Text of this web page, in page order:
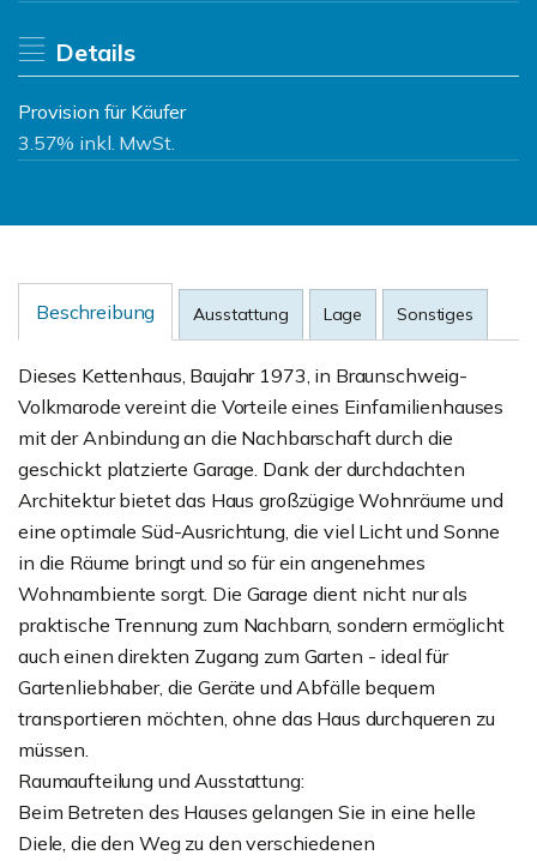
Details
Provision für Käufer
3.57% inkl. MwSt.
Beschreibung Ausstattung Lage Sonstiges
Dieses Kettenhaus, Baujahr 1973, in Braunschweig-
Volkmarode vereint die Vorteile eines Einfamilienhauses
mit der Anbindung an die Nachbarschaft durch die
geschickt platzierte Garage. Dank der durchdachten
Architektur bietet das Haus großzügige Wohnräume und
eine optimale Süd-Ausrichtung, die viel Licht und Sonne
in die Räume bringt und so für ein angenehmes
Wohnambiente sorgt. Die Garage dient nicht nur als
praktische Trennung zum Nachbarn, sondern ermöglicht
auch einen direkten Zugang zum Garten - ideal für
Gartenliebhaber, die Geräte und Abfälle bequem
transportieren möchten, ohne das Haus durchqueren zu
müssen.
Raumaufteilung und Ausstattung:
Beim Betreten des Hauses gelangen Sie in eine helle
Diele, die den Weg zu den verschiedenen